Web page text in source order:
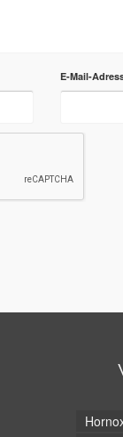
E-Mail-